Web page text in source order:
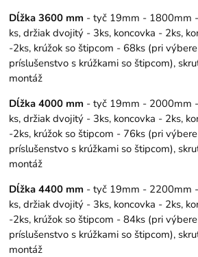
Dĺžka 3600 mm - tyč 19mm - 1800mm
ks, držiak dvojitý - 3ks, koncovka - 2ks,
-2ks, krúžok so štipcom - 68ks (pri
príslušenstvo s krúžkami so štipcom),
montáž
Dĺžka 4000 mm - tyč 19mm - 2000mm
ks, držiak dvojitý - 3ks, koncovka - 2ks,
-2ks, krúžok so štipcom - 76ks (pri
príslušenstvo s krúžkami so štipcom),
montáž
Dĺžka 4400 mm - tyč 19mm - 2200mm
ks, držiak dvojitý - 3ks, koncovka - 2ks,
-2ks, krúžok so štipcom - 84ks (pri
príslušenstvo s krúžkami so štipcom),
montáž